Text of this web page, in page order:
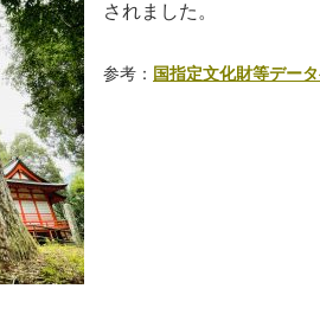
されました。
参考： 国指定文化財等デー